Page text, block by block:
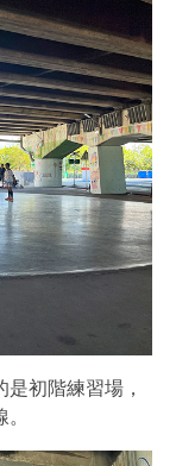
初階練習場，